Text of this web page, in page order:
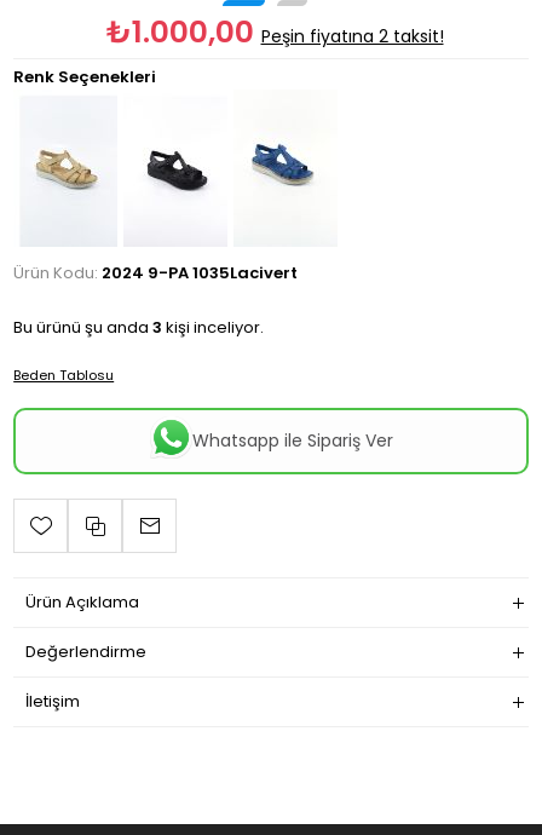
₺1.000,00 Peşin fiyatına 2 taksit!
Renk Seçenekleri
Ürün Kodu: 2024 9-PA 1035Lacivert
Bu ürünü şu anda3 kişi inceliyor.
Beden Tablosu
Whatsapp ile Sipariş Ver
Ürün Açıklama
Değerlendirme
İletişim